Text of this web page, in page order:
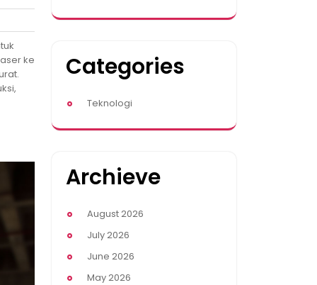
ke
Categories
Teknologi
Archieve
August 2026
July 2026
June 2026
May 2026